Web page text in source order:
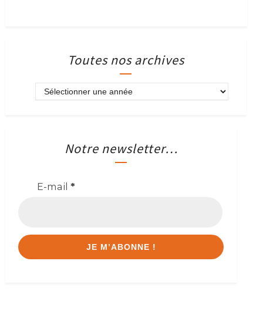
Toutes nos archives
Notre newsletter…
E-mail *